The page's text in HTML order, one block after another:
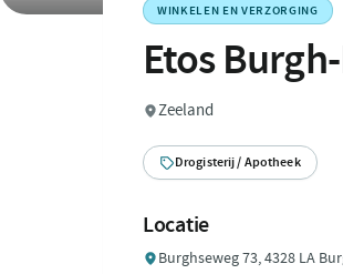
WINKELEN EN VERZORGING
Etos
Zeeland
Drogisterij / Apotheek
Locatie
Burghseweg 73, 4328 LA